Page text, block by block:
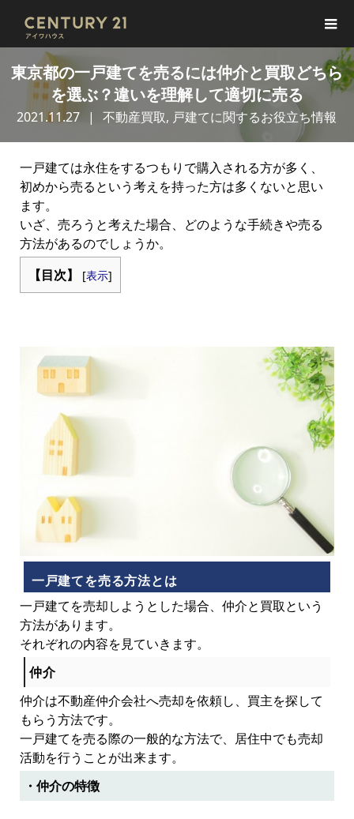
東京都の一戸建てを売るには仲介と買取どちら
を選ぶ？違いを理解して適切に売る
2021.11.27 不動産買取, 戸建てに関するお役立ち情報
一戸建ては永住をするつもりで購入される方が多く、
初めから売るという考えを持った方は多くないと思い
ます。
いざ、売ろうと考えた場合、どのような手続きや売る
方法があるのでしょうか。
【目次】
[表示]
一戸建てを売る方法とは
一戸建てを売却しようとした場合、仲介と買取という
方法があります。
それぞれの内容を見ていきます。
仲介
仲介は不動産仲介会社へ売却を依頼し、買主を探して
もらう方法です。
一戸建てを売る際の一般的な方法で、居住中でも売却
活動を行うことが出来ます。
・仲介の特徴